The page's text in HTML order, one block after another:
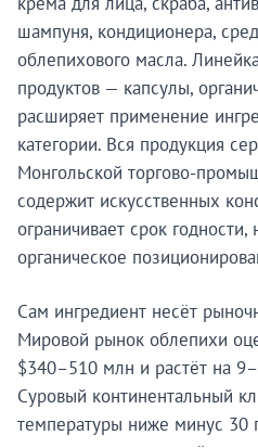
шампуня, кондиционера,
облепихового масла.
продуктов — капсулы,
расширяет применение
категории. Вся продукция
Монгольской торгово-
содержит искусственных
ограничивает срок годности,
органическое
Сам ингредиент несёт
Мировой рынок облепихи
$340–510 млн и растёт на
Суровый континентальный
температуры ниже минус 30
Будьте в
Brandmine Weekly выходит